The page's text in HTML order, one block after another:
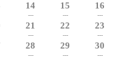
14
---
15
---
16
---
21
---
22
---
23
---
28
---
29
---
30
---